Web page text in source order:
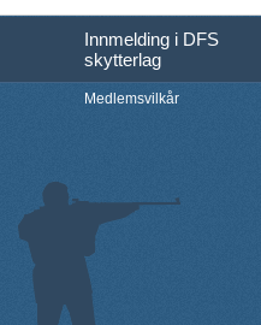
Innmelding i DFS
skytterlag
Medlemsvilkår